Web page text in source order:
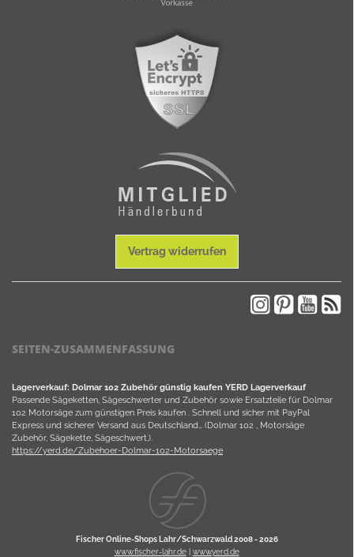
Vertrag widerrufen
SEITEN-ZUSAMMENFASSUNG
Lagerverkauf: Dolmar 102 Zubehör günstig kaufen YERD Lagerverkauf
Passende Sägeketten, Sägeschwerter und Zubehör sowie Ersatzteile für Dolmar
102 Motorsäge zum günstigen Preis kaufen . Schnell und sicher mit PayPal
Express und sicherer Versand aus Deutschland… (Dolmar 102 , Motorsäge
Zubehör, Sägekette, Sägeschwert,).
https://yerd.de/Zubehoer-Dolmar-102-Motorsaege
Fischer Online-Shops Lahr/Schwarzwald 2008 -2026
www.fischer-lahr.de| www.yerd.de